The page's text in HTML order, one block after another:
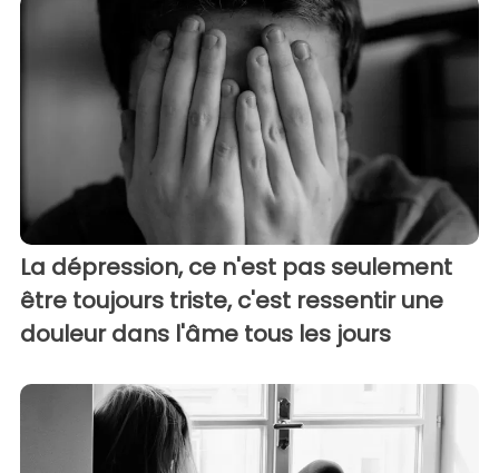
La dépression, ce n'est pas seulement
être toujours triste, c'est ressentir une
douleur dans l'âme tous les jours